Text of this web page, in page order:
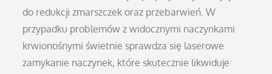
do redukcji zmarszczek oraz przebarwień. W
przypadku problemów z widocznymi naczynkami
krwionośnymi świetnie sprawdza się laserowe
zamykanie naczynek, które skutecznie likwiduje